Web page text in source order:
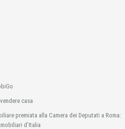
casa
premiata alla Camera dei Deputati a Roma:
d’Italia